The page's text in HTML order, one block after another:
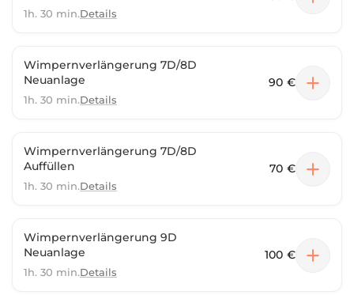
1h. 30 min.Details
Wimpernverlängerung 7D/8D
Neuanlage
1h. 30 min.Details
90 €
Wimpernverlängerung 7D/8D
Auffüllen
1h. 30 min.Details
70 €
Wimpernverlängerung 9D
Neuanlage
1h. 30 min.Details
100 €